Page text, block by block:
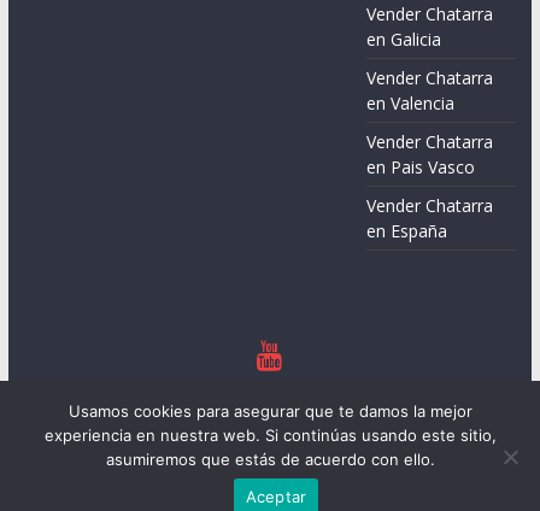
Vender Chatarra
en Galicia
Vender Chatarra
en Valencia
Vender Chatarra
en Pais Vasco
Vender Chatarra
en España
derechos reservados.
Tema:ColorMagpor ThemeGrill. Funciona conWordPress
Usamos cookies para asegurar que te damos la mejor
experiencia en nuestra web. Si continúas usando este sitio,
asumiremos que estás de acuerdo con ello.
Aceptar